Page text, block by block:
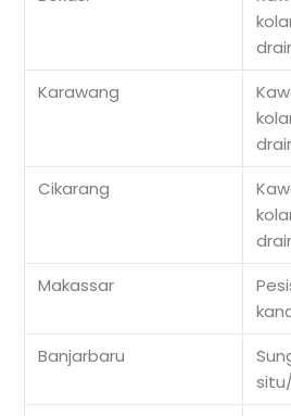
Karawang
Cikarang
Makassar
Banjarbaru